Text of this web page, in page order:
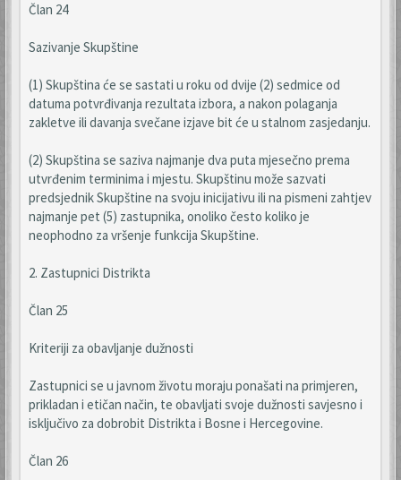
Član 24
Sazivanje Skupštine
(1) Skupština će se sastati u roku od dvije (2) sedmice od
datuma potvrđivanja rezultata izbora, a nakon polaganja
zakletve ili davanja svečane izjave bit će u stalnom zasjedanju.
(2) Skupština se saziva najmanje dva puta mjesečno prema
utvrđenim terminima i mjestu. Skupštinu može sazvati
predsjednik Skupštine na svoju inicijativu ili na pismeni zahtjev
najmanje pet (5) zastupnika, onoliko često koliko je
neophodno za vršenje funkcija Skupštine.
2. Zastupnici Distrikta
Član 25
Kriteriji za obavljanje dužnosti
Zastupnici se u javnom životu moraju ponašati na primjeren,
prikladan i etičan način, te obavljati svoje dužnosti savjesno i
isključivo za dobrobit Distrikta i Bosne i Hercegovine.
Član 26